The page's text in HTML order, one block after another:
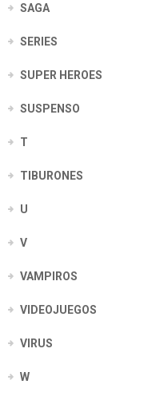
SAGA
SERIES
SUPER HEROES
SUSPENSO
T
TIBURONES
U
V
VAMPIROS
VIDEOJUEGOS
VIRUS
W